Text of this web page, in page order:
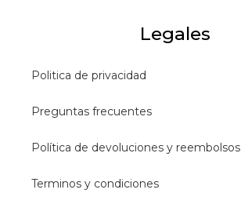
Legales
Politica de privacidad
Preguntas frecuentes
Política de devoluciones y reembolsos
Terminos y condiciones